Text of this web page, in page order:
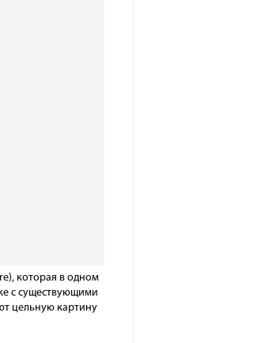
которая в одном
с существующими
цельную картину